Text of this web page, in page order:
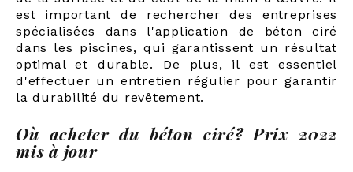
est important de rechercher des entreprises
spécialisées dans l'application de béton ciré
dans les piscines, qui garantissent un résultat
optimal et durable. De plus, il est essentiel
d'effectuer un entretien régulier pour garantir
la durabilité du revêtement.
Où acheter du béton ciré? Prix 2022
mis à jour